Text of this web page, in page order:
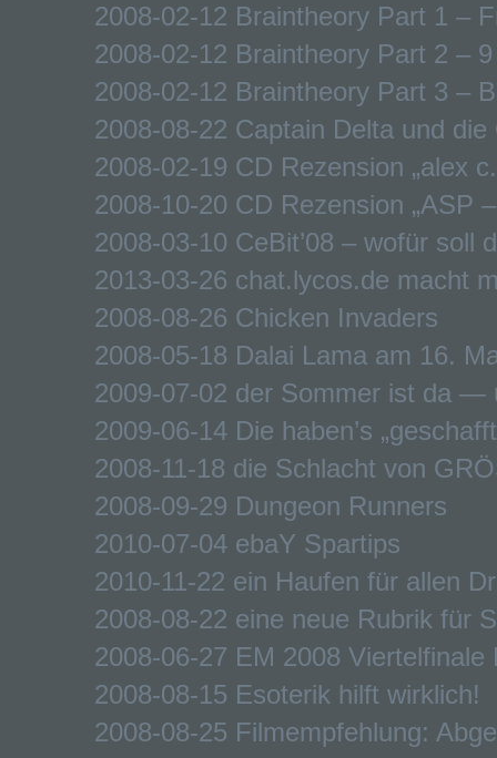
2008-02-12 Braintheory Part 1 –
2008-02-12 Braintheory Part 2 –
2008-02-12 Braintheory Part 3 –
2008-08-22 Captain Delta und
2008-02-19 CD Rezension „alex
2008-10-20 CD Rezension „ASP
2008-03-10 CeBit’08 – wofür soll
2013-03-26 chat.lycos.de macht
2008-08-26 Chicken Invaders
2008-05-18 Dalai Lama am 16.
2009-07-02 der Sommer ist da —
2009-06-14 Die haben’s
2008-11-18 die Schlacht von
2008-09-29 Dungeon Runners
2010-07-04 ebaY Spartips
2010-11-22 ein Haufen für allen
2008-08-22 eine neue Rubrik für
2008-06-27 EM 2008
2008-08-15 Esoterik hilft wirklich!
2008-08-25 Filmempfehlung: